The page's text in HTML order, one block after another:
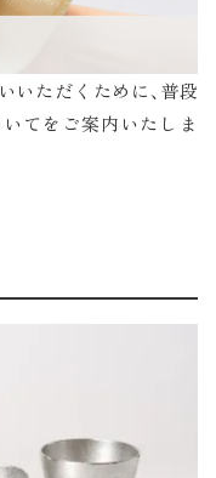
いただくために、普段
てをご案内いたしま